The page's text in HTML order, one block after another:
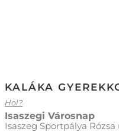
KALÁKA
Hol?
Isaszegi Városnap
Isaszeg Sportpálya Rózsa